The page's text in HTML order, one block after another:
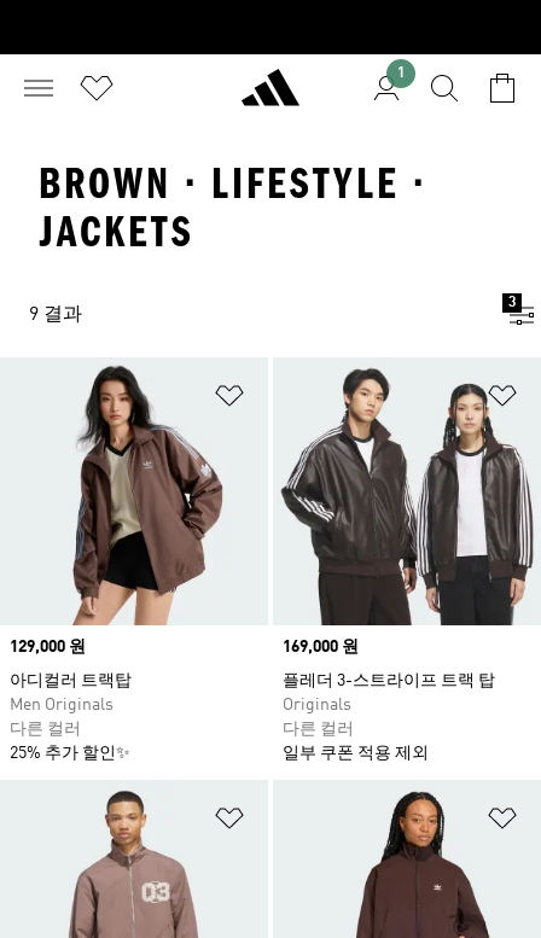
1
BROWN · LIFESTYLE ·
JACKETS
9 결과
3
위시리스트 담기
Price
129,000 원
아디컬러 트랙탑
Men Originals
다른 컬러
25% 추가 할인✨
Price
169,000 원
플레더 3-스트라이프 트랙 탑
Originals
다른 컬러
일부 쿠폰 적용 제외